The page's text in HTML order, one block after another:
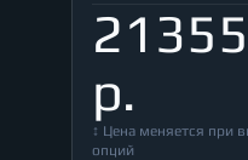
р.
↕ Цена меняется при
опций